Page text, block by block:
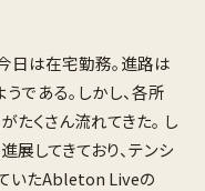
日は在宅勤務。進路は
である。しかし、各所
たくさん流れてきた。 し
展してきており、テンシ
ていたAbleton Liveの